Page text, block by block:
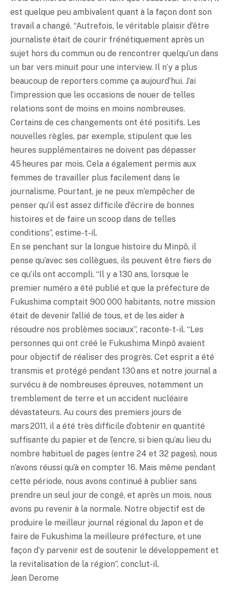
est quelque peu ambivalent quant à la façon dont son
travail a changé. “Autrefois, le véritable plaisir d’être
journaliste était de courir frénétiquement après un
sujet hors du commun ou de rencontrer quelqu’un dans
un bar vers minuit pour une interview. Il n’y a plus
beaucoup de reporters comme ça aujourd’hui. J’ai
l’impression que les occasions de nouer de telles
relations sont de moins en moins nombreuses.
Certains de ces changements ont été positifs. Les
nouvelles règles, par exemple, stipulent que les
heures supplémentaires ne doivent pas dépasser
45 heures par mois. Cela a également permis aux
femmes de travailler plus facilement dans le
journalisme. Pourtant, je ne peux m’empêcher de
penser qu’il est assez difficile d’écrire de bonnes
histoires et de faire un scoop dans de telles
conditions”, estime-t-il.
En se penchant sur la longue histoire du Minpô, il
pense qu’avec ses collègues, ils peuvent être fiers de
ce qu’ils ont accompli. “Il y a 130 ans, lorsque le
premier numéro a été publié et que la préfecture de
Fukushima comptait 900 000 habitants, notre mission
était de devenir l’allié de tous, et de les aider à
résoudre nos problèmes sociaux”, raconte-t-il. “Les
personnes qui ont créé le Fukushima Minpô avaient
pour objectif de réaliser des progrès. Cet esprit a été
transmis et protégé pendant 130 ans et notre journal a
survécu à de nombreuses épreuves, notamment un
tremblement de terre et un accident nucléaire
dévastateurs. Au cours des premiers jours de
mars 2011, il a été très difficile d’obtenir en quantité
suffisante du papier et de l’encre, si bien qu’au lieu du
nombre habituel de pages (entre 24 et 32 pages), nous
n’avons réussi qu’à en compter 16. Mais même pendant
cette période, nous avons continué à publier sans
prendre un seul jour de congé, et après un mois, nous
avons pu revenir à la normale. Notre objectif est de
produire le meilleur journal régional du Japon et de
faire de Fukushima la meilleure préfecture, et une
façon d’y parvenir est de soutenir le développement et
la revitalisation de la région”, conclut-il.
Jean Derome